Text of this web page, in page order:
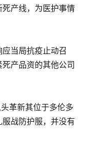
产线，为医护事情
当局抗疫止动召
产品资的其他公司
头革新其位于多伦多
战防护服，并没有